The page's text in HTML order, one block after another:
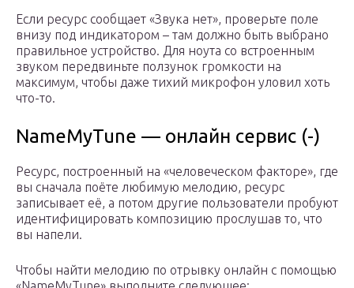
Если ресурс сообщает «Звука нет», проверьте поле
внизу под индикатором – там должно быть выбрано
правильное устройство. Для ноута со встроенным
звуком передвиньте ползунок громкости на
максимум, чтобы даже тихий микрофон уловил хоть
что-то.
NameMyTune — онлайн сервис (-)
Ресурс, построенный на «человеческом факторе», где
вы сначала поёте любимую мелодию, ресурс
записывает её, а потом другие пользователи пробуют
идентифицировать композицию прослушав то, что
вы напели.
Чтобы найти мелодию по отрывку онлайн с помощью